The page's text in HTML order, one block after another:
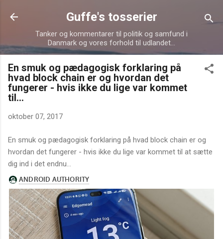
Gå videre til hovedindholdet
Guffe's tosserier
Tanker og kommentarer til politik og samfund i
Danmark og vores forhold til udlandet...
En smuk og pædagogisk forklaring på
hvad block chain er og hvordan det
fungerer - hvis ikke du lige var kommet
til...
oktober 07, 2017
En smuk og pædagogisk forklaring på hvad block chain er og
hvordan det fungerer - hvis ikke du lige var kommet til at sætte
dig ind i det endnu...